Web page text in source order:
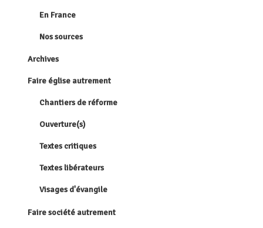
En France
Nos sources
Archives
Faire église autrement
Chantiers de réforme
Ouverture(s)
Textes critiques
Textes libérateurs
Visages d'évangile
Faire société autrement